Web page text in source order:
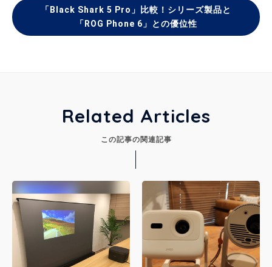
「Black Shark 5 Pro」比較！シリーズ製品と
「ROG Phone 6」との優位性
Related Articles
この記事の関連記事